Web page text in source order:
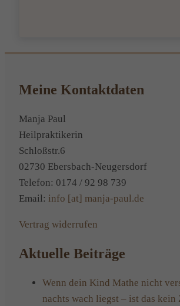
Meine Kontaktdaten
Manja Paul
Heilpraktikerin
Schloßstr.6
02730 Ebersbach-Neugersdorf
Telefon: 0174 / 92 98 739
Email: info [at] manja-paul.de
Vertrag widerrufen
Aktuelle Beiträge
Wenn dein Kind Mathe nicht
nachts wach liegst – ist das kein